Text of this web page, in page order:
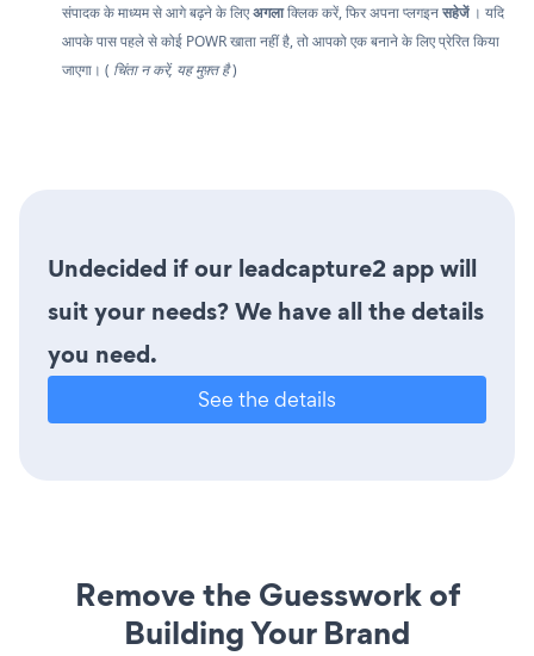
संपादक के माध्यम से आगे बढ़ने के लिएअगलाक्लिक करें, फिर अपना प्लगइनसहेजें। यदि
आपके पास पहले से कोई POWR खाता नहीं है, तो आपको एक बनाने के लिए प्रेरित किया
जाएगा। ( चिंता न करें, यह मुफ़्त है)
Undecided if our leadcapture2 app will
suit your needs? We have all the details
you need.
See the details
Remove the Guesswork of
Building Your Brand